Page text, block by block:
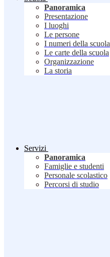
Panoramica
Presentazione
I luoghi
Le persone
I numeri della scuola
Le carte della scuola
Organizzazione
La storia
Servizi
Panoramica
Famiglie e studenti
Personale scolastico
Percorsi di studio